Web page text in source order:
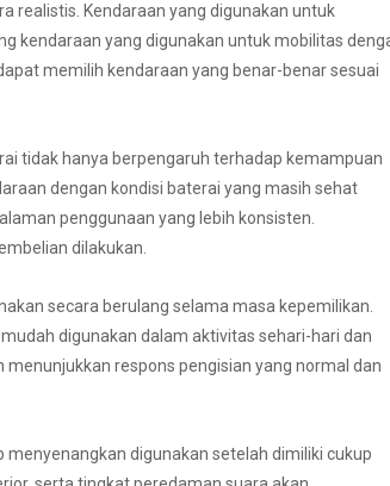
realistis. Kendaraan yang digunakan untuk
kendaraan yang digunakan untuk mobilitas
memilih kendaraan yang benar-benar sesuai
tidak hanya berpengaruh terhadap kemampuan
dengan kondisi baterai yang masih sehat
penggunaan yang lebih konsisten.
dilakukan.
secara berulang selama masa kepemilikan.
digunakan dalam aktivitas sehari-hari dan
respons pengisian yang normal dan
digunakan setelah dimiliki cukup